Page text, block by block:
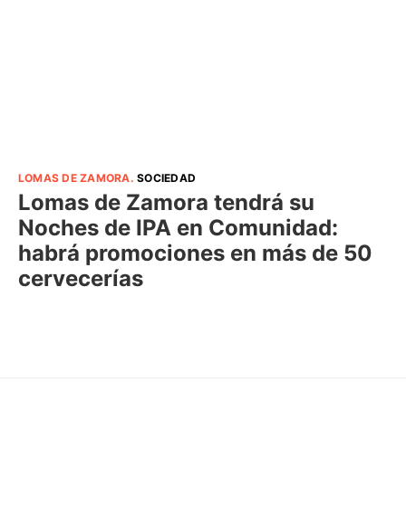
LOMAS DE ZAMORA.SOCIEDAD
Lomas de Zamora tendrá su
Noches de IPA en Comunidad:
habrá promociones en más de 50
cervecerías